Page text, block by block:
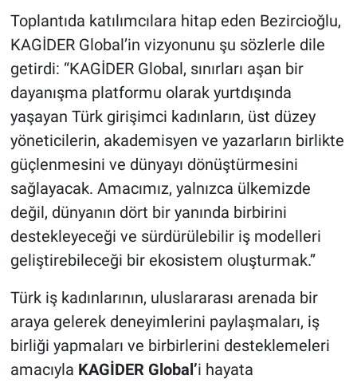
Toplantıda katılımcılara hitap eden Bezircioğlu,
KAGİDER Global’in vizyonunu şu sözlerle dile
getirdi: “KAGİDER Global, sınırları aşan bir
dayanışma platformu olarak yurtdışında
yaşayan Türk girişimci kadınların, üst düzey
yöneticilerin, akademisyen ve yazarların birlikte
güçlenmesini ve dünyayı dönüştürmesini
sağlayacak. Amacımız, yalnızca ülkemizde
değil, dünyanın dört bir yanında birbirini
destekleyeceği ve sürdürülebilir iş modelleri
geliştirebileceği bir ekosistem oluşturmak.”
Türk iş kadınlarının, uluslararası arenada bir
araya gelerek deneyimlerini paylaşmaları, iş
birliği yapmaları ve birbirlerini desteklemeleri
amacıyla KAGİDER Global’i hayata